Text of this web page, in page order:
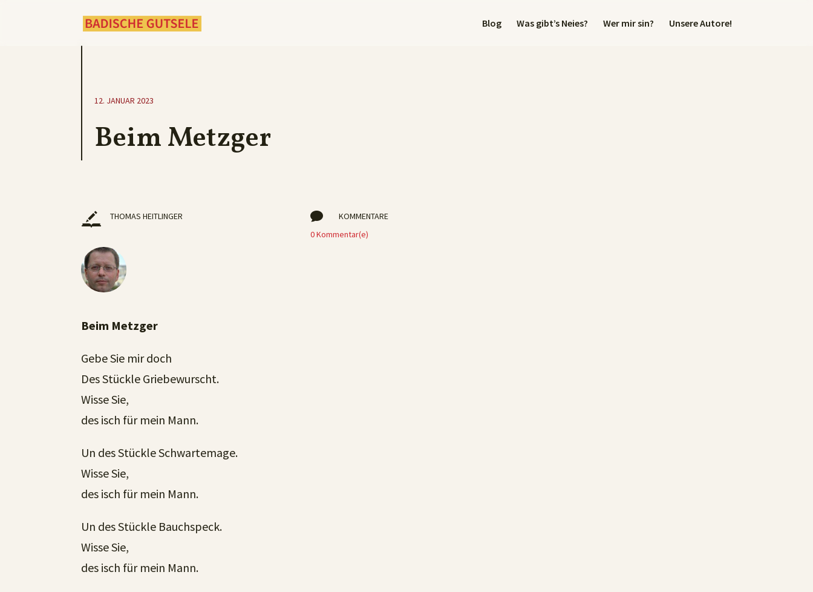
Blog Was gibt’s Neies? Wer mir sin? Unsere Autore!
12. JANUAR 2023
Beim Metzger
THOMAS HEITLINGER 
KOMMENTARE
0 Kommentar(e)
Beim Metzger
Gebe Sie mir doch
Des Stückle Griebewurscht.
Wisse Sie,
des isch für mein Mann.
Un des Stückle Schwartemage.
Wisse Sie,
des isch für mein Mann.
Un des Stückle Bauchspeck.
Wisse Sie,
des isch für mein Mann.